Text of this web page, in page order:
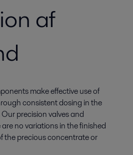
af
make effective use of
consistent dosing in the
precision valves and
no variations in the finished
the precious concentrate or